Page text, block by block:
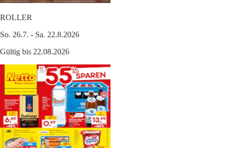
ROLLER
So. 26.7. - Sa. 22.8.2026
Gültig bis 22.08.2026